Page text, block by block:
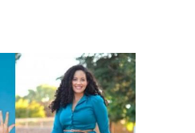
Детская мода